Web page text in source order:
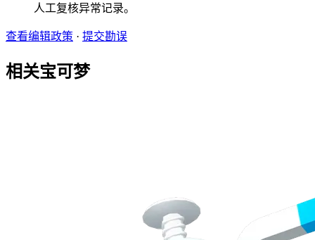
人工复核异常记录。
查看编辑政策 · 提交勘误
相关宝可梦